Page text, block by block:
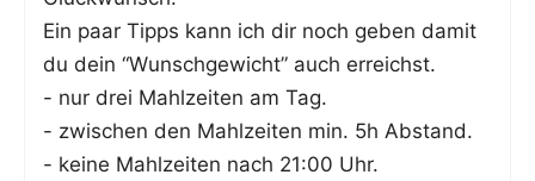
Ein paar Tipps kann ich dir noch geben damit
du dein “Wunsch­ge­wicht” auch erreichst.
- nur drei Mahl­zei­ten am Tag.
- zwi­schen den Mahl­zei­ten min. 5h Abstand.
- kei­ne Mahl­zei­ten nach 21:00 Uhr.